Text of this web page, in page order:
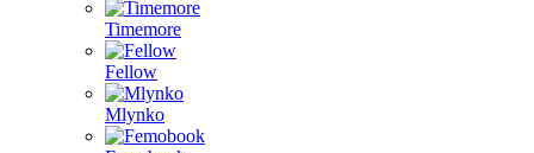
Timemore
Fellow
Mlynko